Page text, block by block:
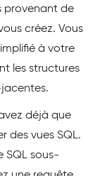
provenant de
créez. Vous
à votre
les structures
déjà que
des vues SQL.
SQL sous-